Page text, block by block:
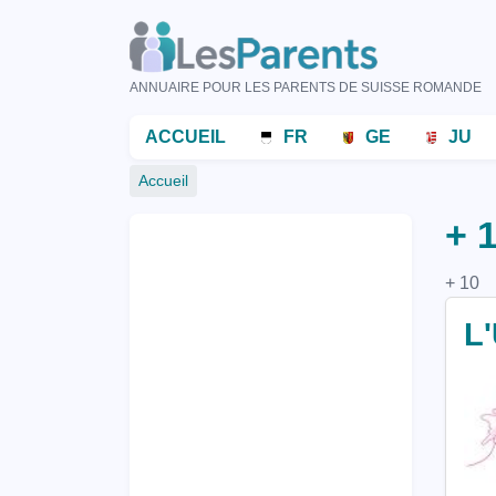
ANNUAIRE POUR LES PARENTS DE SUISSE ROMANDE
Menu
principal
ACCUEIL FR GE JU
Fil
Accueil
+
+ 10